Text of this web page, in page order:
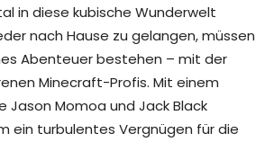
in diese kubische Wunderwelt
nach Hause zu gelangen, müssen
Abenteuer bestehen – mit der
Minecraft-Profis. Mit einem
Jason Momoa und Jack Black
ein turbulentes Vergnügen für die